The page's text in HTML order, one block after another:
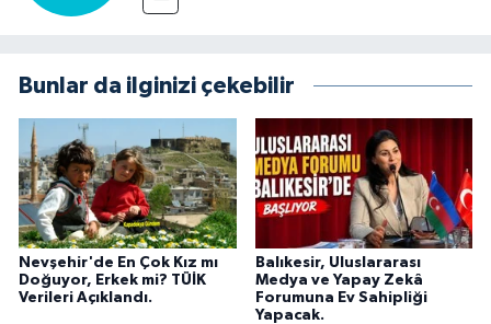
Bunlar da ilginizi çekebilir
Nevşehir'de En Çok Kız mı
Doğuyor, Erkek mi? TÜİK
Verileri Açıklandı.
Balıkesir, Uluslararası
Medya ve Yapay Zekâ
Forumuna Ev Sahipliği
Yapacak.